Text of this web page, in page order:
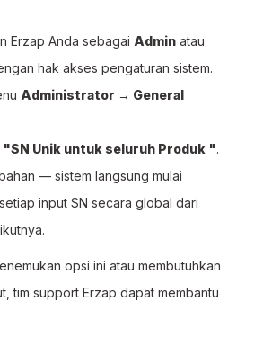
Erzap Anda sebagai Admin atau
hak akses pengaturan sistem.
Administrator → General
"SN Unik untuk seluruh Produk ".
— sistem langsung mulai
input SN secara global dari
opsi ini atau membutuhkan
tim support Erzap dapat membantu